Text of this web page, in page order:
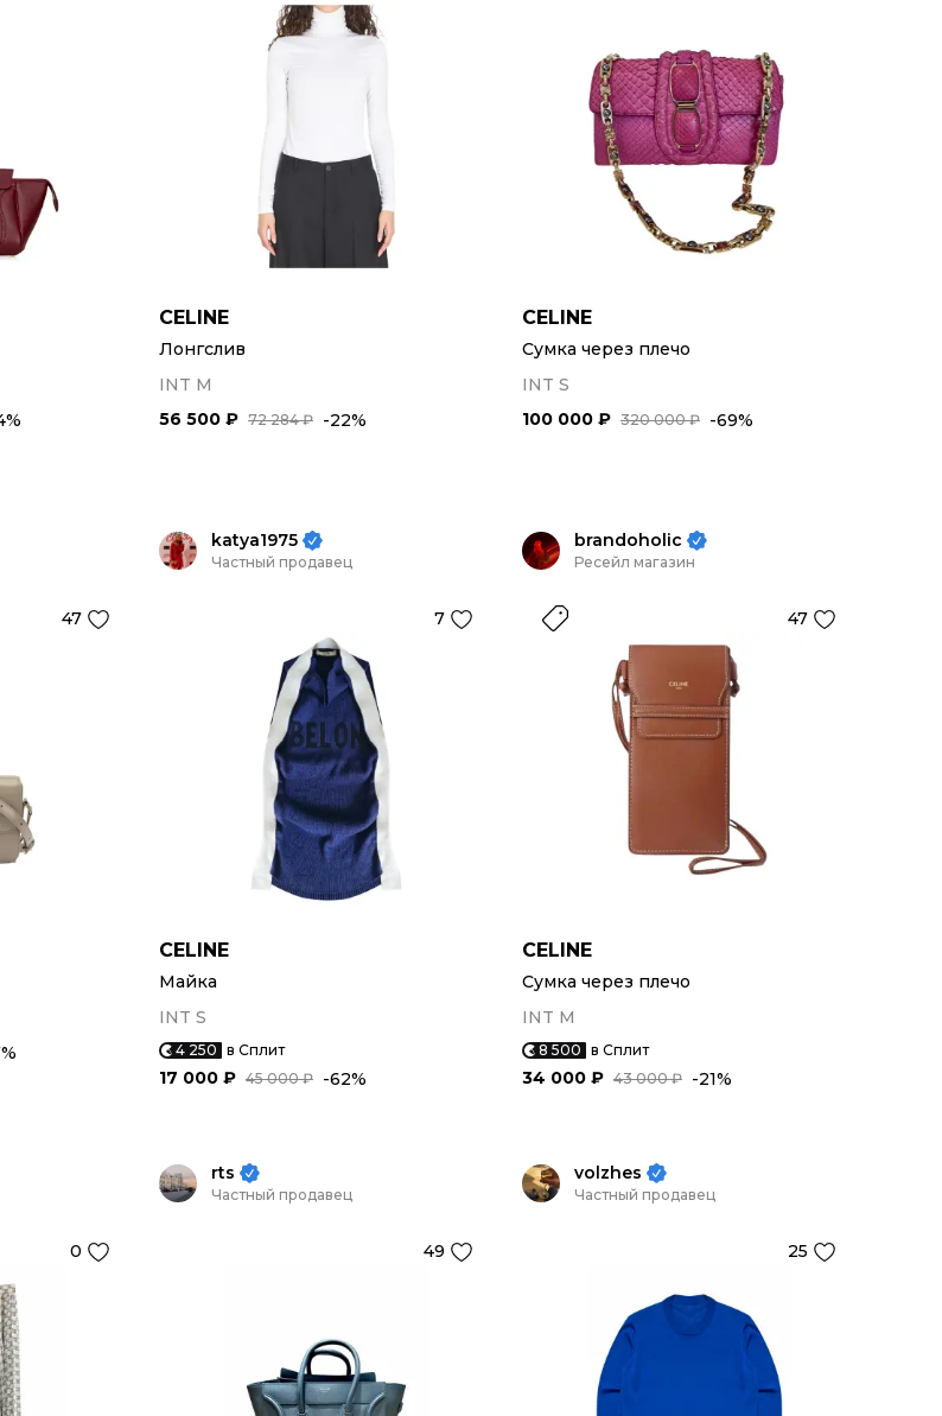
CELINE
Лонгслив
INT M
72 284 ₽
56 500 ₽ -22%
CELINE
Сумка через плечо
INT S
320 000 ₽
100 000 ₽ -69%
47
katya1975
Частный продавец
7
CELINE
Майка
INT S
4 250 в Сплит
45 000 ₽
17 000 ₽ -62%
brandoholic
Ресейл магазин
47
CELINE
Сумка через плечо
INT M
8 500 в Сплит
43 000 ₽
34 000 ₽ -21%
0
rts
Частный продавец
49
volzhes
Частный продавец
25